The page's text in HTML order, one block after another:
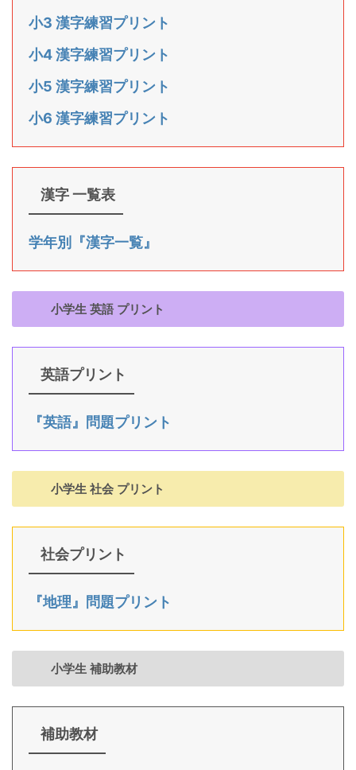
小3 漢字練習プリント
小4 漢字練習プリント
小5 漢字練習プリント
小6 漢字練習プリント
漢字 一覧表
学年別『漢字一覧』
小学生 英語 プリント
英語プリント
『英語』問題プリント
小学生 社会 プリント
社会プリント
『地理』問題プリント
小学生 補助教材
補助教材